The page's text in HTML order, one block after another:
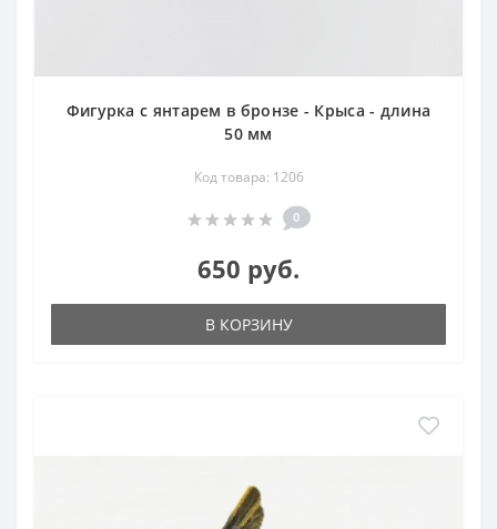
Фигурка с янтарем в бронзе - Крыса - длина
50 мм
Код товара: 1206
0
650 руб.
В КОРЗИНУ